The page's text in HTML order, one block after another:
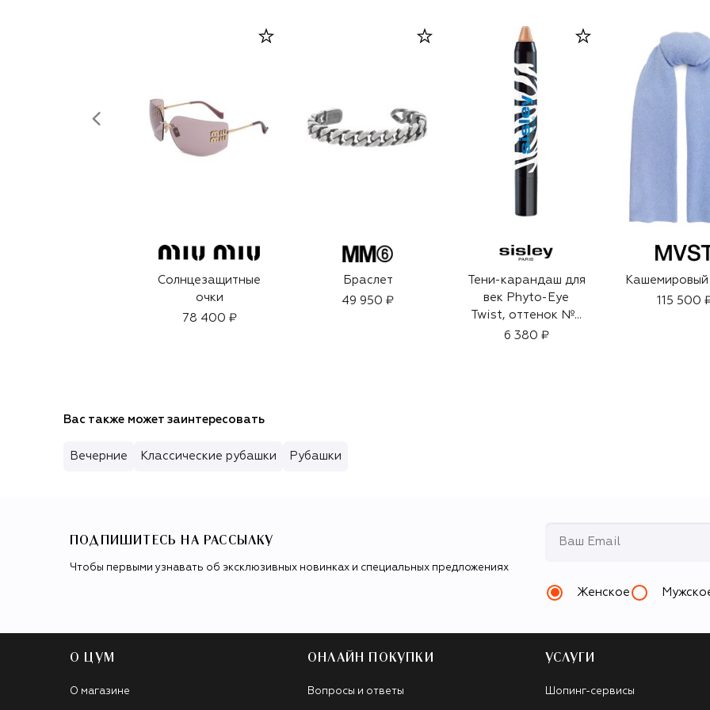
Солнцезащитные
очки
78 400 ₽
Браслет
49 950 ₽
Тени-карандаш для
век Phyto-Eye
Twist, оттенок №9
Pearl
6 380 ₽
115 500
Вас также может заинтересовать
Вечерние Классические рубашки Рубашки
ПОДПИШИТЕСЬ НА РАССЫЛКУ
Чтобы первыми узнавать об эксклюзивных новинках и специальных предложениях
Женское
О ЦУМ
О магазине
ОНЛАЙН ПОКУПКИ
Вопросы и ответы
УСЛУГИ
Шопинг-сервисы